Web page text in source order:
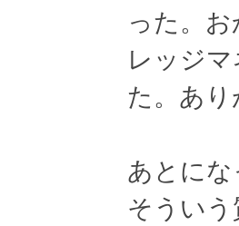
った。
レッジ
た。あ
あとに
そうい